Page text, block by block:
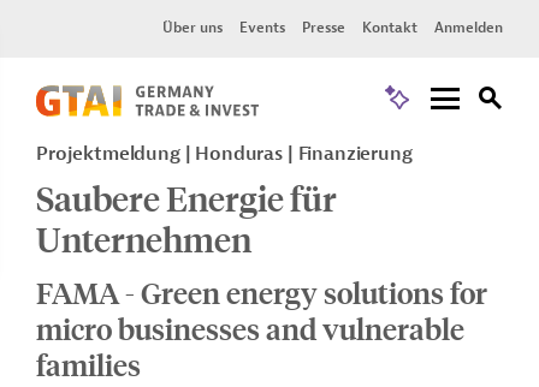
Über uns Events Presse Kontakt Anmelden
Projektmeldung Honduras Finanzierung
Saubere Energie für
Unternehmen
FAMA - Green energy solutions for
micro businesses and vulnerable
families